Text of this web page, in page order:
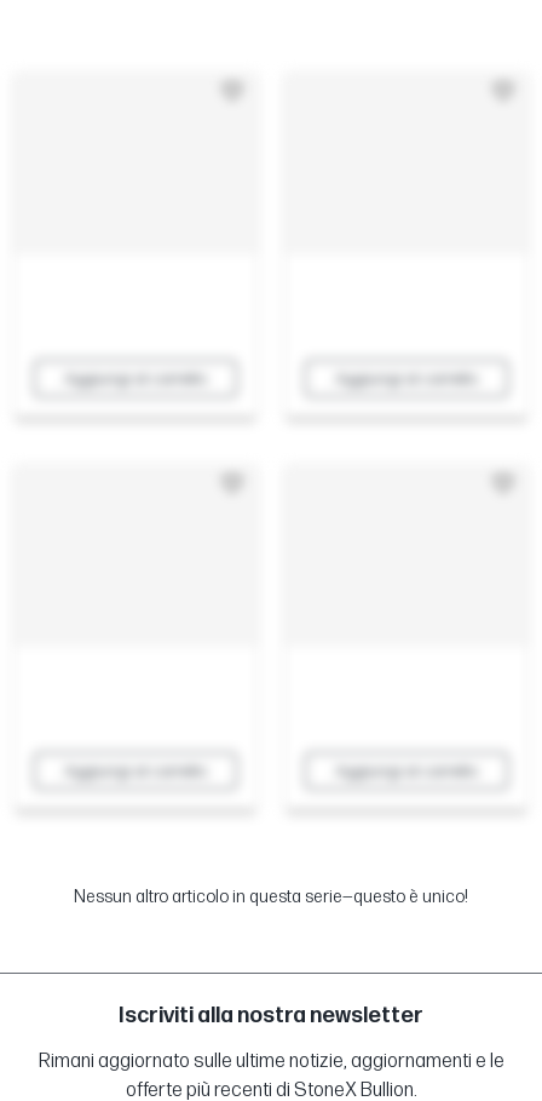
Aggiungi al carrello Aggiungi al carrello
Aggiungi al carrello Aggiungi al carrello
Nessun altro articolo in questa serie—questo è unico!
Iscriviti alla nostra newsletter
Rimani aggiornato sulle ultime notizie, aggiornamenti e le
offerte più recenti di StoneX Bullion.